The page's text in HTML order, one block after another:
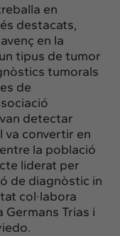
en
destacats,
en la
tipus de tumor
tumorals
de
detectar
va convertir en
la població
liderat per
de diagnòstic in
col·labora
Trias i
.